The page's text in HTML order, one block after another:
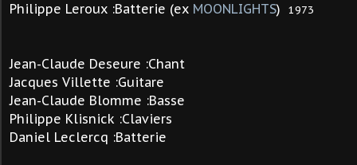
Philippe Leroux :Batterie (ex MOONLIGHTS) 1973
Jean-Claude Deseure :Chant
Jacques Villette :Guitare
Jean-Claude Blomme :Basse
Philippe Klisnick :Claviers
Daniel Leclercq :Batterie